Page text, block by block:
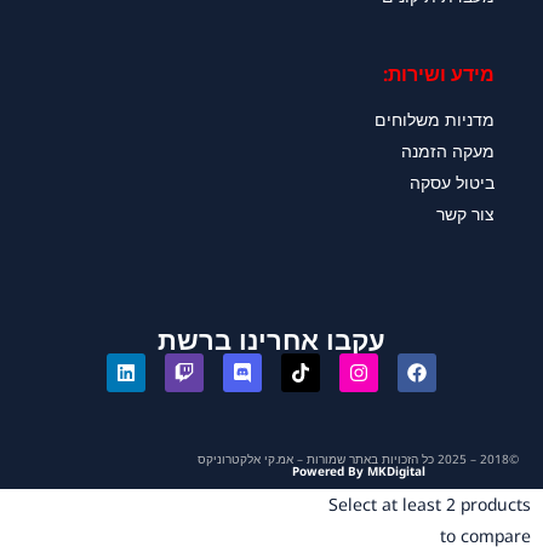
מידע ושירות:
מדניות משלוחים
מעקה הזמנה
ביטול עסקה
צור קשר
עקבו אחרינו ברשת
©2018 – 2025 כל הזכויות באתר שמורות – אמ.קי אלקטרוניקס
Powered By MKDigital
Select at least 2 products
to compare